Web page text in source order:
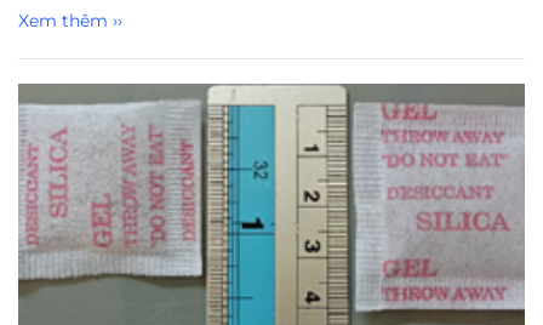
Xem thêm ››